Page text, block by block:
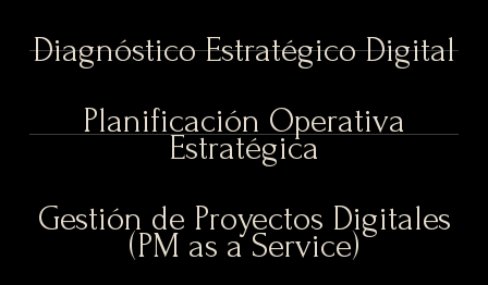
Diagnóstico Estratégico Digital
Planificación Operativa
Estratégica
Gestión de Proyectos Digitales
(PM as a Service)